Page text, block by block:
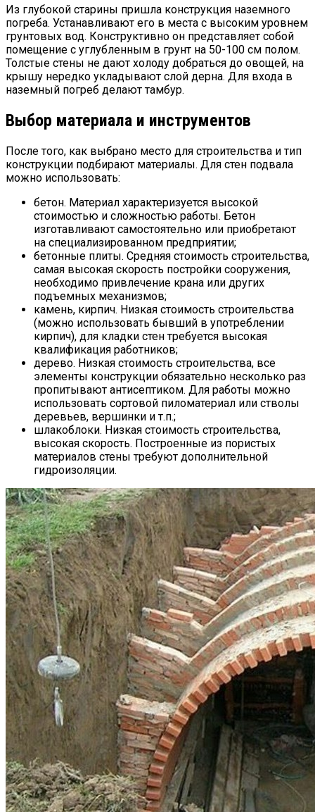
Из глубокой старины пришла конструкция наземного
погреба. Устанавливают его в места с высоким уровнем
грунтовых вод. Конструктивно он представляет собой
помещение с углубленным в грунт на 50-100 см полом.
Толстые стены не дают холоду добраться до овощей, на
крышу нередко укладывают слой дерна. Для входа в
наземный погреб делают тамбур.
Выбор материала и инструментов
После того, как выбрано место для строительства и тип
конструкции подбирают материалы. Для стен подвала
можно использовать:
бетон. Материал характеризуется высокой
стоимостью и сложностью работы. Бетон
изготавливают самостоятельно или приобретают
на специализированном предприятии;
бетонные плиты. Средняя стоимость строительства,
самая высокая скорость постройки сооружения,
необходимо привлечение крана или других
подъемных механизмов;
камень, кирпич. Низкая стоимость строительства
(можно использовать бывший в употреблении
кирпич), для кладки стен требуется высокая
квалификация работников;
дерево. Низкая стоимость строительства, все
элементы конструкции обязательно несколько раз
пропитывают антисептиком. Для работы можно
использовать сортовой пиломатериал или стволы
деревьев, вершинки и т.п.;
шлакоблоки. Низкая стоимость строительства,
высокая скорость. Построенные из пористых
материалов стены требуют дополнительной
гидроизоляции.